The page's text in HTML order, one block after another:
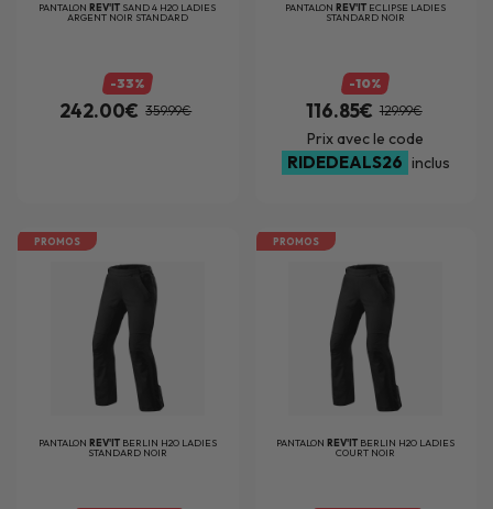
PANTALONREV'IT SAND 4 H2O LADIES
ARGENT NOIR STANDARD
-33%
242.00€ 359.99€
PANTALONREV'IT ECLIPSE LADIES
STANDARD NOIR
-10%
116.85€ 129.99€
Prix avec le code
RIDEDEALS26 inclus
PROMOS
PANTALON REV'IT BERLIN H2O LADIES
STANDARD NOIR
PROMOS
PANTALONREV'IT BERLIN H2O LADIES
COURT NOIR